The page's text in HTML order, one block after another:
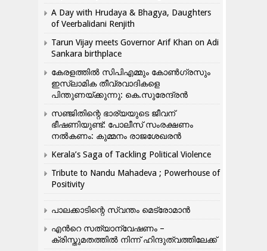
A Day with Hrudaya & Bhagya, Daughters
of Veerbalidani Renjith
Tarun Vijay meets Governor Arif Khan on Adi
Sankara birthplace
കേരളത്തിൽ സിപിഎമ്മും കോൺ​ഗ്രസും
ഇസ്ലാമിക തീവ്രവാദികളെ
പിന്തുണയ്ക്കുന്നു: കെ.സുരേന്ദ്രൻ
സഞ്ജിതിന്റെ ഭാര്യയുടെ ജീവന്
ഭീഷണിയുണ്ട്: പോലീസ് സംരക്ഷണം
നൽകണം: കുമ്മനം രാജശേഖരൻ
Kerala’s Saga of Tackling Political Violence
Tribute to Nandu Mahadeva ; Powerhouse of
Positivity
പാലക്കാടിന്റെ സ്വന്തം മെട്രോമാൻ
എന്‍റെ സത്യാന്വേഷണം –
ക്രിസ്തുമതത്തില്‍ നിന്ന് ഹിന്ദുത്വത്തിലേക്ക്